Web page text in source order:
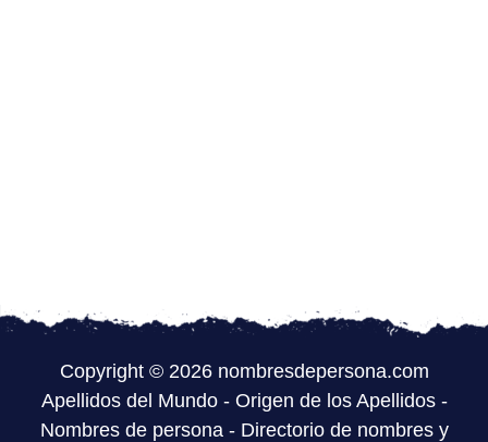
Copyright © 2026 nombresdepersona.com
Apellidos del Mundo- Origen de los Apellidos-
Nombres de persona- Directorio de nombres y